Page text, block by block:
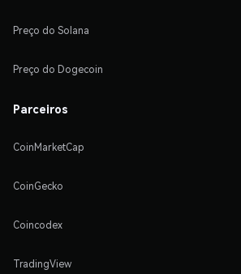
Preço do Solana
Preço do Dogecoin
Parceiros
CoinMarketCap
CoinGecko
Coincodex
TradingView